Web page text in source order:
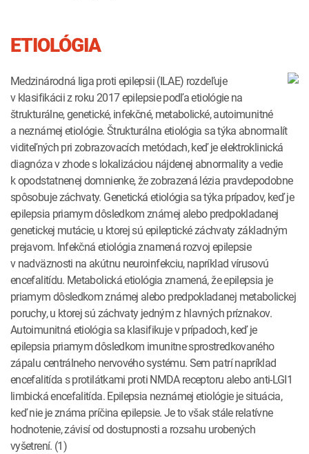
ETIOLÓGIA
Medzinárodná liga proti epilepsii (ILAE) rozdeľuje
v klasifikácii z roku 2017 epilepsie podľa etiológie na
štrukturálne, genetické, infekčné, metabolické, autoimunitné
a neznámej etiológie. Štrukturálna etiológia sa týka abnormalít
viditeľných pri zobrazovacích metódach, keď je elektroklinická
diagnóza v zhode s lokalizáciou nájdenej abnormality a vedie
k opodstatnenej domnienke, že zobrazená lézia pravdepodobne
spôsobuje záchvaty. Genetická etiológia sa týka prípadov, keď je
epilepsia priamym dôsledkom známej alebo predpokladanej
genetickej mutácie, u ktorej sú epileptické záchvaty základným
prejavom. Infekčná etiológia znamená rozvoj epilepsie
v nadväznosti na akútnu neuroinfekciu, napríklad vírusovú
encefalitídu. Metabolická etiológia znamená, že epilepsia je
priamym dôsledkom známej alebo predpokladanej metabolickej
poruchy, u ktorej sú záchvaty jedným z hlavných príznakov.
Autoimunitná etiológia sa klasifikuje v prípadoch, keď je
epilepsia priamym dôsledkom imunitne sprostredkovaného
zápalu centrálneho nervového systému. Sem patrí napríklad
encefalitída s protilátkami proti NMDA receptoru alebo anti-LGI1
limbická encefalitída. Epilepsia neznámej etiológie je situácia,
keď nie je známa príčina epilepsie. Je to však stále relatívne
hodnotenie, závisí od dostupnosti a rozsahu urobených
vyšetrení. (1)